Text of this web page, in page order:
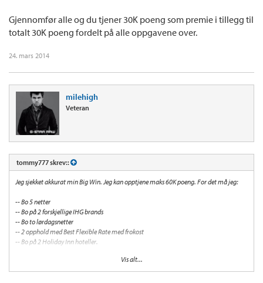
Gjennomfør alle og du tjener 30K poeng som premie i tillegg til
totalt 30K poeng fordelt på alle oppgavene over.
24. mars 2014
milehigh
Veteran
tommy777 skrev::
Jeg sjekket akkurat min Big Win. Jeg kan opptjene maks 60K poeng. For det må jeg:
-- Bo 5 netter
-- Bo på 2 forskjellige IHG brands
-- Bo to lørdagsnetter
-- 2 opphold med Best Flexible Rate med frokost
-- Bo på 2 Holiday Inn hoteller.
Gjennomfør alle og du tjener 30K poeng som premie i tillegg til totalt 30K poeng
fordelt på alle oppgavene over.
Vis alt...